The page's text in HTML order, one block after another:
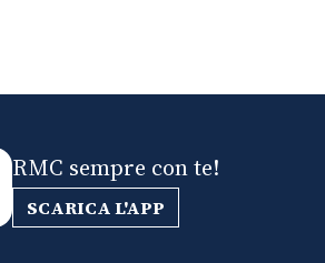
RMC sempre con te!
SCARICA L'APP